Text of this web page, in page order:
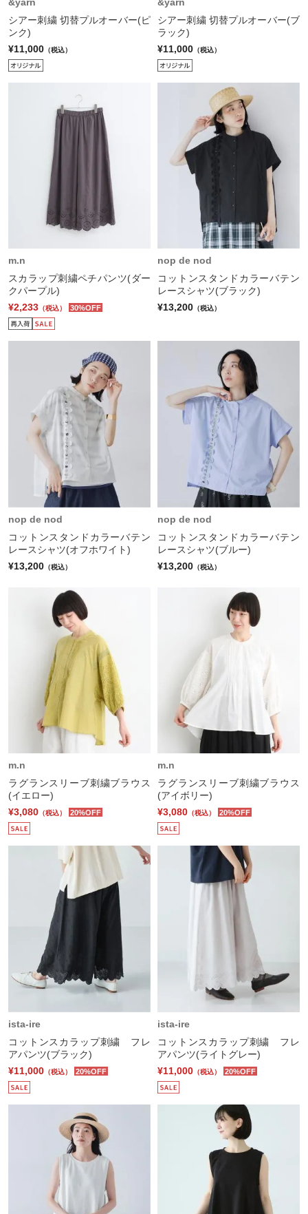
シアー刺繍 切替プルオーバー(ピ
ンク)
¥11,000 （税込）
シアー刺繍 切替プルオーバー(ブ
ラック)
¥11,000 （税込）
m.n
スカラップ刺繍ペチパンツ(ダー
クパープル)
¥2,233 （税込） 30%OFF
nop de nod
コットンスタンドカラーバテン
レースシャツ(ブラック)
¥13,200 （税込）
nop de nod
コットンスタンドカラーバテン
レースシャツ(オフホワイト)
¥13,200 （税込）
nop de nod
コットンスタンドカラーバテン
レースシャツ(ブルー)
¥13,200 （税込）
m.n
ラグランスリーブ刺繍ブラウス
(イエロー)
¥3,080 （税込） 20%OFF
m.n
ラグランスリーブ刺繍ブラウス
(アイボリー)
¥3,080 （税込） 20%OFF
ista-ire
コットンスカラップ刺繍 フレ
アパンツ(ブラック)
¥11,000 （税込） 20%OFF
ista-ire
コットンスカラップ刺繍 フレ
アパンツ(ライトグレー)
¥11,000 （税込） 20%OFF